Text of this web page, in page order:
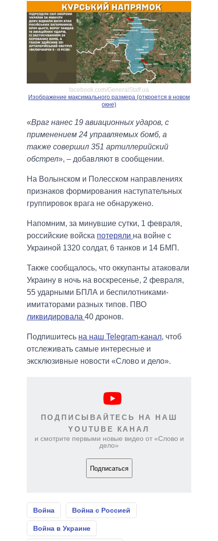
facebook.com/GeneralStaff.ua
Изображение максимального размера (откроется в новом
окне)
«Враг нанес 19 авиационных ударов, с
применением 24 управляемых бомб, а
также совершил 351 артиллерийский
обстрел», – добавляют в сообщении.
На Волынском и Полесском направлениях
признаков формирования наступательных
группировок врага не обнаружено.
Напомним, за минувшие сутки, 1 февраля,
российские войска потеряли на войне с
Украиной 1320 солдат, 6 танков и 14 БМП.
Также сообщалось, что оккупанты атаковали
Украину в ночь на воскресенье, 2 февраля,
55 ударными БПЛА и беспилотниками-
имитаторами разных типов. ПВО
ликвидировала 40 дронов.
Подпишитесь на наш Telegram-канал, чтоб
отслеживать самые интересные и
эксклюзивные новости «Слово и дело».
ПОДПИСЫВАЙТЕСЬ НА НАШ
YOUTUBE КАНАЛ
и смотрите первыми новые видео от «Слово и
дело»
Подписаться
Война Война с Россией
Война в Украине